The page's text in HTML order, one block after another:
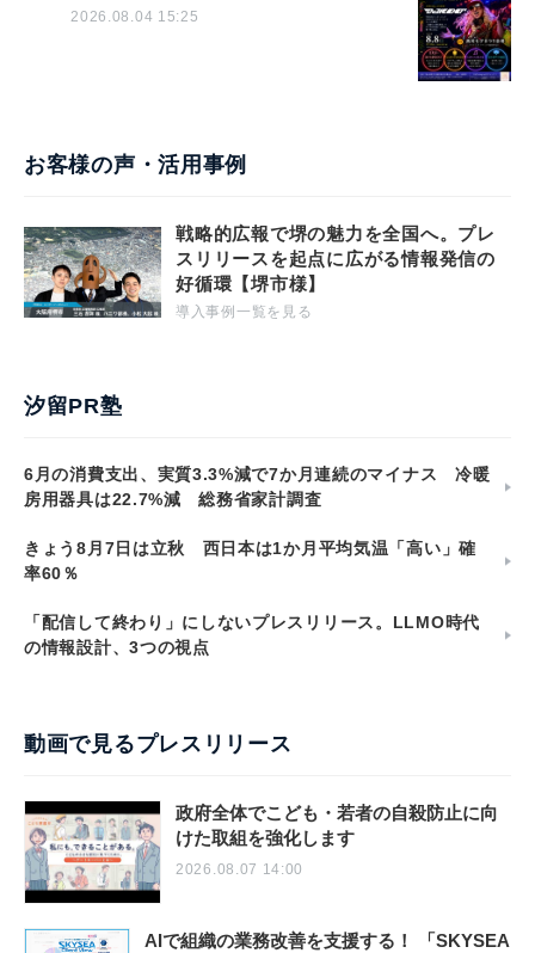
2026.08.04 15:25
お客様の声・活用事例
戦略的広報で堺の魅力を全国へ。プレ
スリリースを起点に広がる情報発信の
好循環【堺市様】
導入事例一覧を見る
汐留PR塾
6月の消費支出、実質3.3%減で7か月連続のマイナス 冷暖
房用器具は22.7%減 総務省家計調査
きょう8月7日は立秋 西日本は1か月平均気温「高い」確
率60％
「配信して終わり」にしないプレスリリース。LLMO時代
の情報設計、3つの視点
動画で見るプレスリリース
政府全体でこども・若者の自殺防止に向
けた取組を強化します
2026.08.07 14:00
AIで組織の業務改善を支援する！ 「SKYSEA